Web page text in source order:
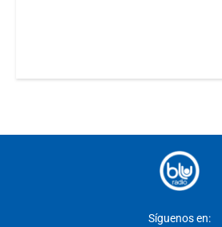
Síguenos en: